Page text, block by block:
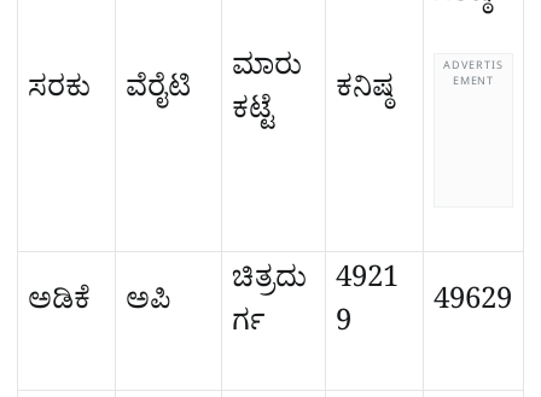
ಸರಕು ವೆರೈಟಿ
ಮಾರು
ಕಟ್ಟೆ
ಕನಿಷ್ಠ
ADVERTIS
EMENT
ಅಡಿಕೆ ಅಪಿ
ಚಿತ್ರದು
ರ್ಗ
4921
9
49629